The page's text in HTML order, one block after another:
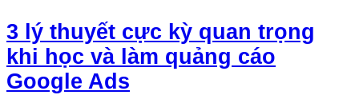
3 lý thuyết cực kỳ quan trọng
khi học và làm quảng cáo
Google Ads